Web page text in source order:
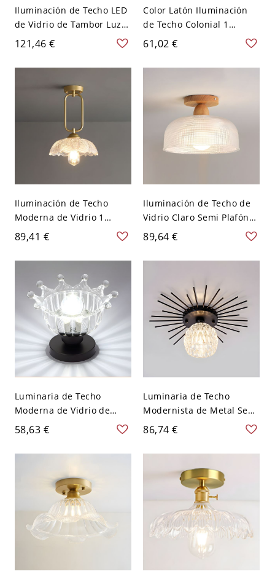
Iluminación de Techo LED
de Vidrio de Tambor Luz
de Techo Tradicional para
Habitación - Negro 110 A
120 V 31,75 cm
121,46 €
Color Latón Iluminación
de Techo Colonial 1
Bombilla Semi Plafón de
Vidrio de Domo - Latón
110 A 120 V
61,02 €
Iluminación de Techo
Moderna de Vidrio 1
Cabeza Semi Plafón en
Dorado para Pasillo -
Dorado 110 A 120 V Flor
89,41 €
Iluminación de Techo de
Vidrio Claro Semi Plafón
Moderno 1 Cabeza para
Corredor - Transparente
110 A 120 V Tazón
89,64 €
Luminaria de Techo
Moderna de Vidrio de
Corona Luz de Techo Semi
Rasante Única para
Cocina - Negro 110 A 120
58,63 €
Luminaria de Techo
Modernista de Metal Semi
Plafón Único de Globo
para Pasillo - Negro 110 A
120 V 35,56 cm
Escarchado
86,74 €